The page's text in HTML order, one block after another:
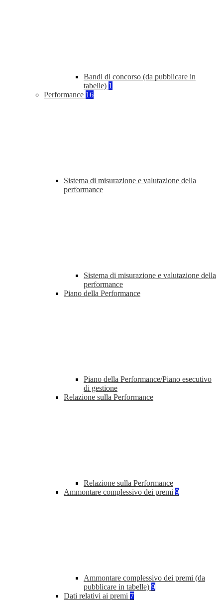
Bandi di concorso (da pubblicare in
tabelle) 1
Performance 16
Sistema di misurazione e valutazione della
performance
Sistema di misurazione e valutazione della
performance
Piano della Performance
Piano della Performance/Piano esecutivo
di gestione
Relazione sulla Performance
Relazione sulla Performance
Ammontare complessivo dei premi 9
Ammontare complessivo dei premi (da
pubblicare in tabelle) 9
Dati relativi ai premi 7